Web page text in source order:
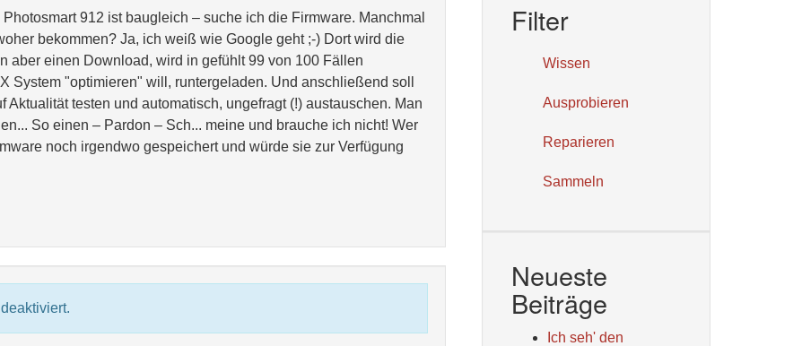
912 ist baugleich – suche ich die Firmware. Manchmal
bekommen? Ja, ich weiß wie Google geht ;-) Dort wird die
aber einen Download, wird in gefühlt 99 von 100 Fällen
System "optimieren" will, runtergeladen. Und anschließend soll
Aktualität testen und automatisch, ungefragt (!) austauschen. Man
So einen – Pardon – Sch... meine und brauche ich nicht! Wer
noch irgendwo gespeichert und würde sie zur Verfügung
Filter
Wissen
Ausprobieren
Reparieren
Sammeln
Neueste
Beiträge
Ich seh' den